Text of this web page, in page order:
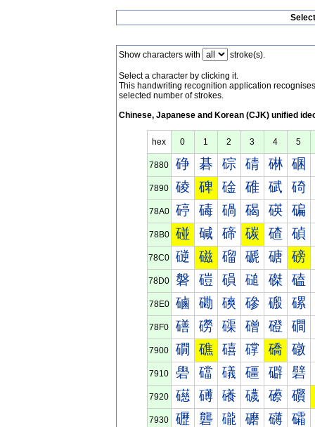
Show characters with stroke(s).
Select a character by clicking it.
This handwriting recognition application
selected number of strokes.
Chinese, Japanese and Korean (CJK) unified
hex 0 1 2 3 4 5
7880 碀 碁 碂 碃 碄 碅
7890 碐 碑 碒 碓 碔 碕
78A0 碠 碡 碢 碣 碤 碥
78B0 碰 碱 碲 碳 碴 碵
78C0 磀 磁 磂 磃 磄 磅
78D0 磐 磑 磒 磓 磔 磕
78E0 磠 磡 磢 磣 磤 磥
78F0 磰 磱 磲 磳 磴 磵
7900 礀 礁 礂 礃 礄 礅
7910 礐 礑 礒 礓 礔 礕
7920 礠 礡 礢 礣 礤 礥
7930 礰 礱 礲 礳 礴 礵